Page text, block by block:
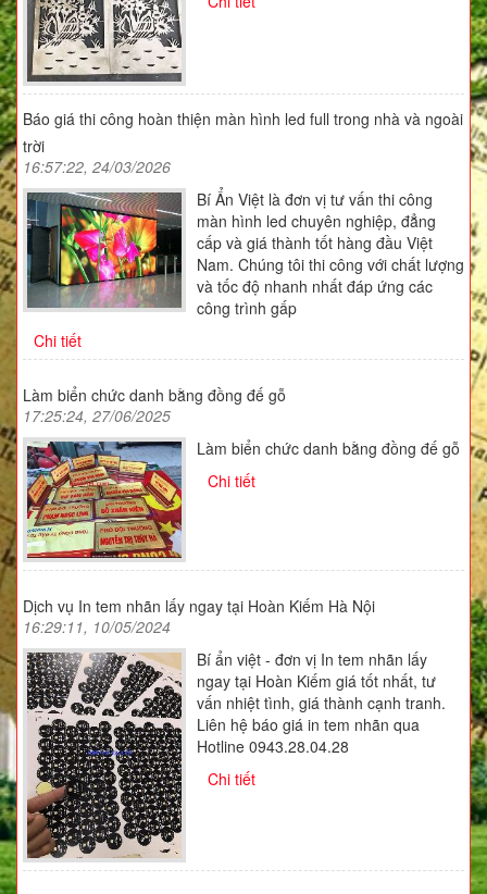
Báo giá thi công hoàn thiện màn hình led full trong nhà và ngoài
trời
16:57:22, 24/03/2026
Bí Ẩn Việt là đơn vị tư vấn thi công
màn hình led chuyên nghiệp, đẳng
cấp và giá thành tốt hàng đầu Việt
Nam. Chúng tôi thi công với chất lượng
và tốc độ nhanh nhất đáp ứng các
công trình gấp
Chi tiết
Làm biển chức danh bằng đồng đế gỗ
17:25:24, 27/06/2025
Làm biển chức danh bằng đồng đế gỗ
Chi tiết
Dịch vụ In tem nhãn lấy ngay tại Hoàn Kiếm Hà Nội
16:29:11, 10/05/2024
Bí ẩn việt - đơn vị In tem nhãn lấy
ngay tại Hoàn Kiếm giá tốt nhất, tư
vấn nhiệt tình, giá thành cạnh tranh.
Liên hệ báo giá in tem nhãn qua
Hotline 0943.28.04.28
Chi tiết